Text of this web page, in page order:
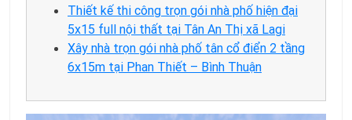
Thiết kế thi công trọn gói nhà phố hiện đại
5x15 full nội thất tại Tân An Thị xã Lagi
Xây nhà trọn gói nhà phố tân cổ điển 2 tầng
6x15m tại Phan Thiết – Bình Thuận